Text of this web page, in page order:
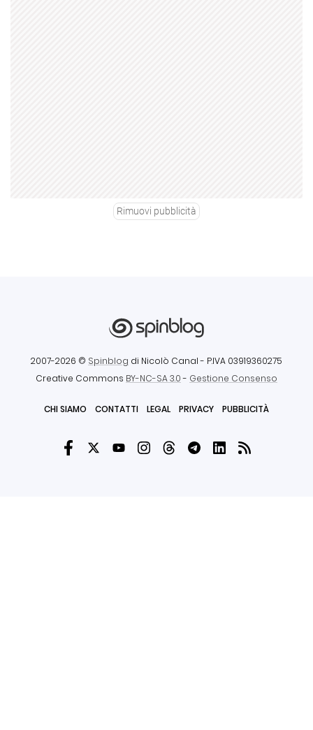
Rimuovi pubblicità
2007-2026 © Spinblog di Nicolò Canal - P.IVA 03919360275
Creative Commons BY-NC-SA 3.0- Gestione Consenso
CHI SIAMO CONTATTI LEGAL PRIVACY PUBBLICITÀ